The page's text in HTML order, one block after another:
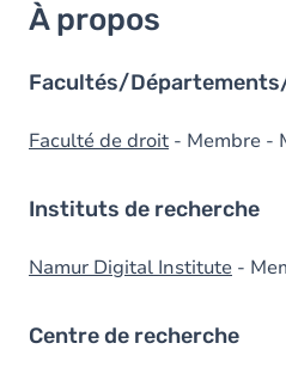
À propos
Facultés/
Faculté de droit - Membre -
Instituts de recherche
Namur Digital Institute -
Centre de recherche